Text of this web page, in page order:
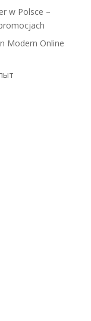
w Polsce –
Modern Online